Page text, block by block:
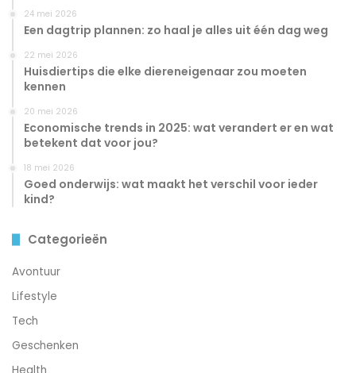
24 mei 2026
Een dagtrip plannen: zo haal je alles uit één dag weg
22 mei 2026
Huisdiertips die elke diereneigenaar zou moeten
kennen
20 mei 2026
Economische trends in 2025: wat verandert er en wat
betekent dat voor jou?
18 mei 2026
Goed onderwijs: wat maakt het verschil voor ieder
kind?
Categorieën
Avontuur
Lifestyle
Tech
Geschenken